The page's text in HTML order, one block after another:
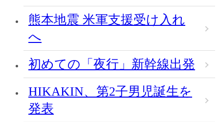
熊本地震 米軍支援受け入れ
へ
初めての「夜行」新幹線出発
HIKAKIN、第2子男児誕生を
発表